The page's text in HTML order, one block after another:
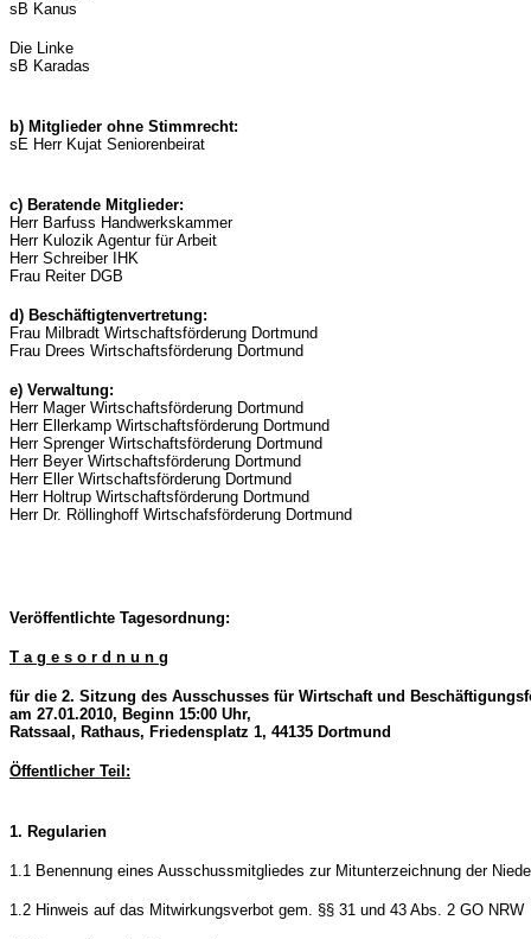
sB Kanus
Die Linke
sB Karadas
b) Mitglieder ohne Stimmrecht:
sE Herr Kujat Seniorenbeirat
c) Beratende Mitglieder:
Herr Barfuss Handwerkskammer
Herr Kulozik Agentur für Arbeit
Herr Schreiber IHK
Frau Reiter DGB
d) Beschäftigtenvertretung:
Frau Milbradt Wirtschaftsförderung Dortmund
Frau Drees Wirtschaftsförderung Dortmund
e) Verwaltung:
Herr Mager Wirtschaftsförderung Dortmund
Herr Ellerkamp Wirtschaftsförderung Dortmund
Herr Sprenger Wirtschaftsförderung Dortmund
Herr Beyer Wirtschaftsförderung Dortmund
Herr Eller Wirtschaftsförderung Dortmund
Herr Holtrup Wirtschaftsförderung Dortmund
Herr Dr. Röllinghoff Wirtschafsförderung Dortmund
Veröffentlichte Tagesordnung:
T a g e s o r d n u n g
für die 2. Sitzung des Ausschusses für Wirtschaft und
am 27.01.2010, Beginn 15:00 Uhr,
Ratssaal, Rathaus, Friedensplatz 1, 44135 Dortmund
Öffentlicher Teil:
1. Regularien
1.1 Benennung eines Ausschussmitgliedes zur Mitunterzeichnung der
1.2 Hinweis auf das Mitwirkungsverbot gem. §§ 31 und 43 Abs. 2 GO NRW